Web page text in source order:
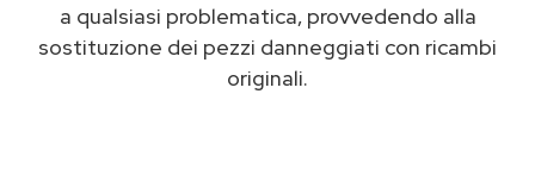
a qualsiasi problematica, provvedendo alla
sostituzione dei pezzi danneggiati con ricambi
originali.